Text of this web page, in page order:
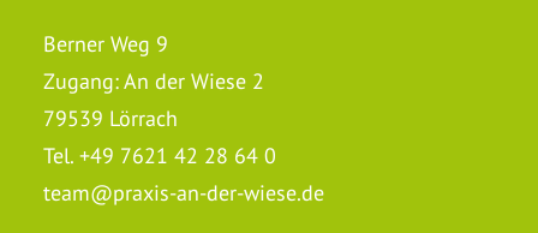
Berner Weg 9
Zugang: An der Wiese 2
79539 Lörrach
Tel. +49 7621 42 28 64 0
team@praxis-an-der-wiese.de